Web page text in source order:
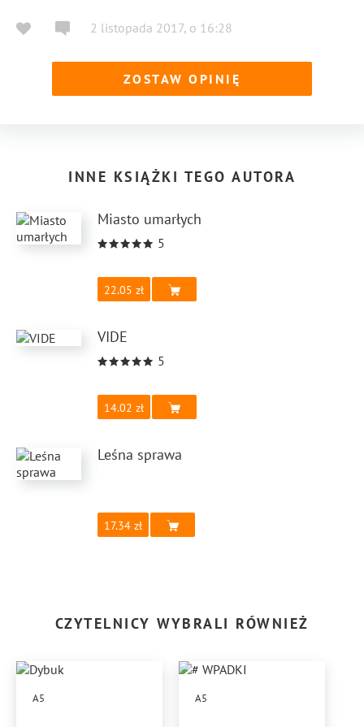
2 listopada 2017, o 16:28
ZOSTAW OPINIĘ
INNE KSIĄŻKI TEGO AUTORA
Miasto umarłych
5
22.05
VIDE
5
14.02
Leśna sprawa
17.34
CZYTELNICY WYBRALI RÓWNIEŻ
A5 A5